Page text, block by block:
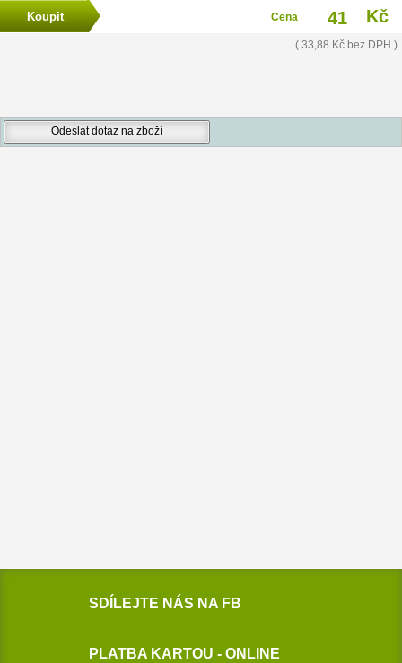
Cena 41 Kč
( 33,88 Kč bez DPH )
SDÍLEJTE NÁS NA FB
PLATBA KARTOU - ONLINE